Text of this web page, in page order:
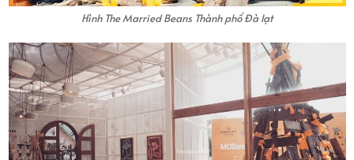
Hình The Married Beans Thành phố Đà lạt